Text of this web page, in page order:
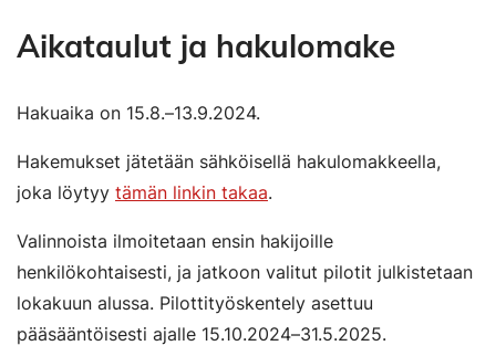
Aikataulut ja hakulomake
Hakuaika on 15.8.–13.9.2024.
Hakemukset jätetään sähköisellä hakulomakkeella,
joka löytyy tämän linkin takaa.
Valinnoista ilmoitetaan ensin hakijoille
henkilökohtaisesti, ja jatkoon valitut pilotit julkistetaan
lokakuun alussa. Pilottityöskentely asettuu
pääsääntöisesti ajalle 15.10.2024–31.5.2025.